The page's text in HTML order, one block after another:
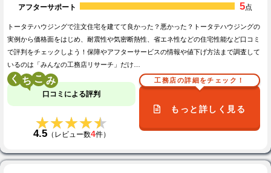
アフターサポート
5点
トータテハウジングで注文住宅を建てて良かった？悪かった？トータテハウジングの
実例から価格面をはじめ、耐震性や気密断熱性、省エネ性などの住宅性能など口コミ
で評判をチェックしよう！保障やアフターサービスの情報や値下げ方法まで調査して
いるのは「みんなの工務店リサーチ」だけ…
く こ
口コミによる評判
★★★★★
★★★★★
4.5（レビュー数4件）
工務店の詳細をチェック！
もっと詳しく見る